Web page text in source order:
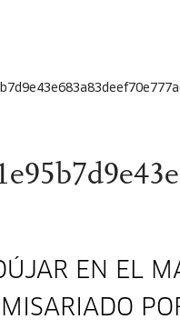
EN EL